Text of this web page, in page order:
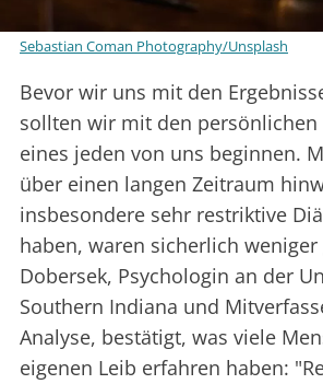
Sebastian Coman Photography/Unsplash
Bevor wir uns mit den
sollten wir mit den persönlichen
eines jeden von uns beginnen.
über einen langen Zeitraum
insbesondere sehr restriktive
haben, waren sicherlich
Dobersek, Psychologin an der
Southern Indiana und
Analyse, bestätigt, was viele
eigenen Leib erfahren haben: